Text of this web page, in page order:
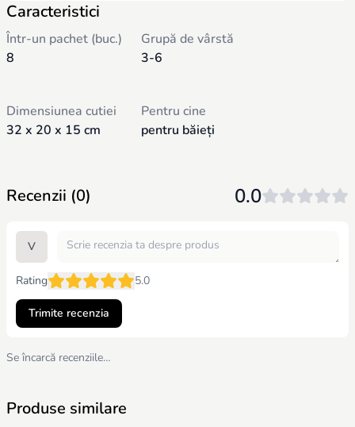
echipat cu o lumină LED care indică viața rămasă, informându-vă
dezactivează.
Caracteristici
Într-un pachet (buc.)
8
Grupă de vârstă
3-6
Dimensiunea cutiei
32 x 20 x 15 cm
Pentru cine
pentru băieți
Recenzii (0) 0.0
V
Rating 5.0
Trimite recenzia
Se încarcă recenziile…
Produse similare